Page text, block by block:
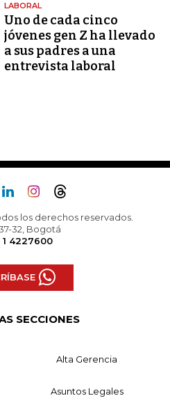
LABORAL
Uno de cada cinco
jóvenes gen Z ha llevado
a sus padres a una
entrevista laboral
los derechos reservados.
32, Bogotá
1 4227600
SECCIONES
Alta Gerencia
Asuntos Legales